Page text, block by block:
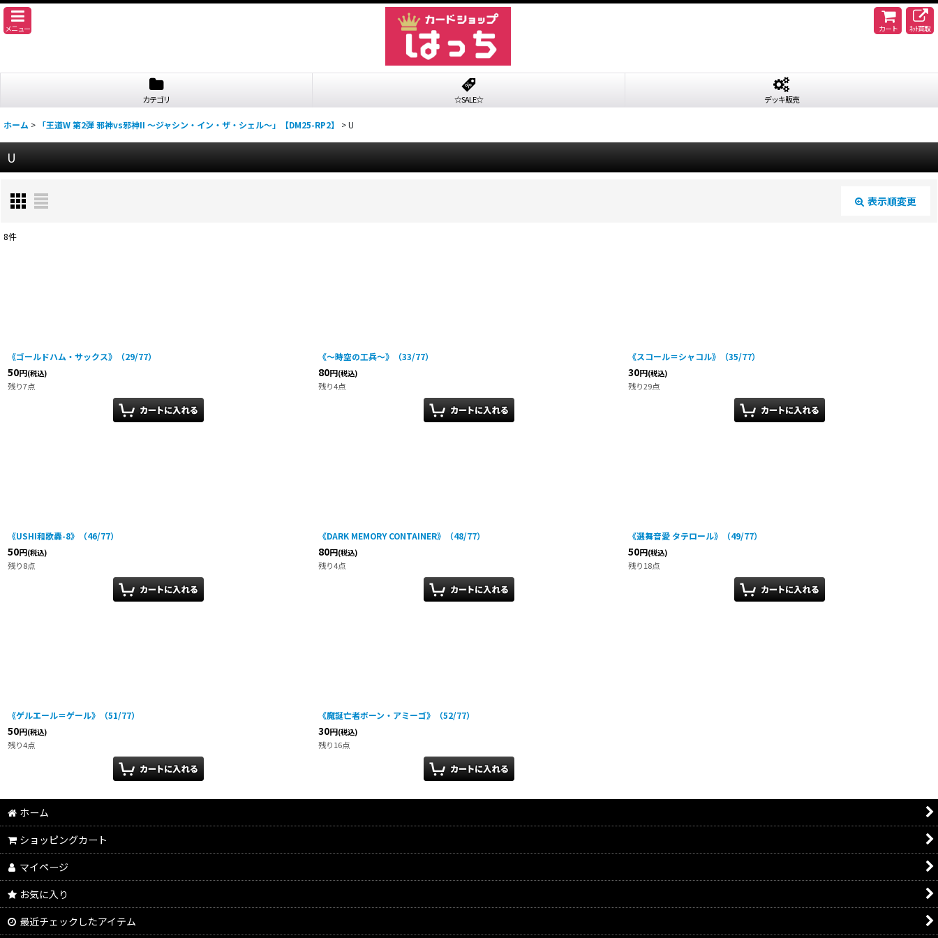
メニュー カート ﾈｯﾄ買取
カテゴリ ☆SALE☆ デッキ販売
ホーム > 「王道W 第2弾 邪神vs邪神II 〜ジャシン・イン・ザ・シェル〜」【DM25-RP2】 >U
U
表示順変更
閉じる
8件
《ゴールドハム・サックス》（29/77）
50円(税込)
残り7点
《〜時空の工兵〜》（33/77）
80円(税込)
残り4点
《スコール＝シャコル》（35/77）
30円(税込)
残り29点
《USHI和歌轟-8》（46/77）
50円(税込)
残り8点
《DARK MEMORY CONTAINER》（48/77）
80円(税込)
残り4点
《選舞音愛 タテロール》（49/77）
50円(税込)
残り18点
《ゲルエール＝ゲール》（51/77）
50円(税込)
残り4点
《魔誕亡者ボーン・アミーゴ》（52/77）
30円(税込)
残り16点
ホーム
ショッピングカート
マイページ
お気に入り
最近チェックしたアイテム